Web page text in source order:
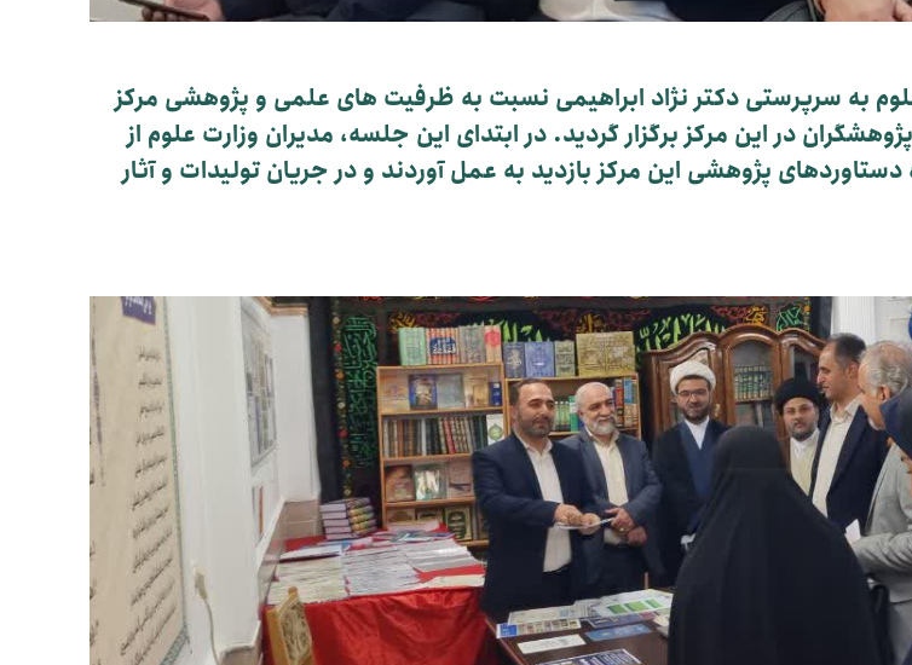
به سرپرستی دکتر نژاد ابراهیمی نسبت به ظرفیت های علمی و پژوهشی مرکز
آبان ۱۴۰۳ و با حضور مدیران و پژوهشگران در این مرکز برگزار گردید. در ابتدای این جلسه، مدیران وزارت علوم از
پژوهشی این مرکز بازدید به عمل آوردند و در جریان تولیدات و آثار